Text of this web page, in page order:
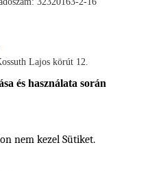
Lajos körút 12.
és használata során
nem kezel Sütiket.